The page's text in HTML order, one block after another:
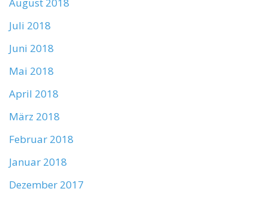
Juli 2018
Juni 2018
Mai 2018
April 2018
März 2018
Februar 2018
Januar 2018
Dezember 2017